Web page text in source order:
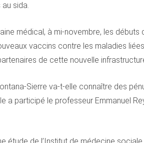
sida.
médical, à mi-novembre, les
vaccins contre les maladies
de cette nouvelle
Sierre va-t-elle connaître des
a participé le professeur Emmanuel